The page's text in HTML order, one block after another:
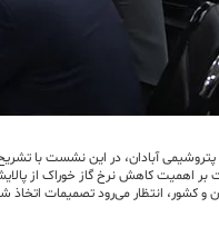
آبادان، در این نشست با
اهمیت کاهش نرخ گاز خوراک از
و کشور، انتظار می‌رود تصمیمات